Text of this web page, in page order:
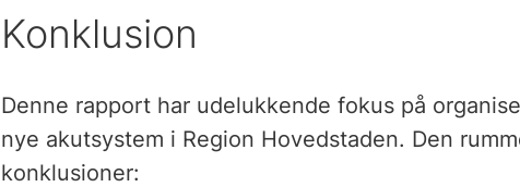
Konklusion
Denne rapport har udelukkende fokus på
nye akutsystem i Region Hovedstaden. Den
konklusioner: